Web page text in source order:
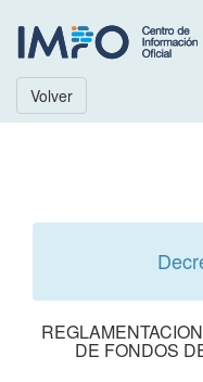
Volver
DE FONDOS